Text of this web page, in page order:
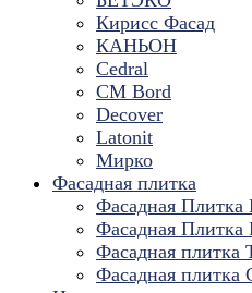
Кирисс Фасад
КАНЬОН
Cedral
CM Bord
Decover
Latonit
Мирко
Фасадная плитка
Фасадная Плитка
Фасадная
Фасадная плитка
Фасадная плитка